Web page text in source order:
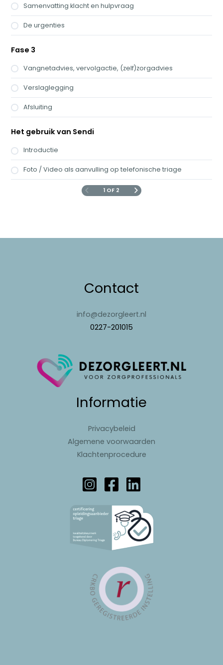
Samenvatting klacht en hulpvraag
De urgenties
Fase 3
Vangnetadvies, vervolgactie, (zelf)zorgadvies
Verslaglegging
Afsluiting
Het gebruik van Sendi
Introductie
Foto / Video als aanvulling op telefonische triage
1 OF 2
Contact
info@dezorgleert.nl
0227-201015
Informatie
Privacybeleid
Algemene voorwaarden
Klachtenprocedure